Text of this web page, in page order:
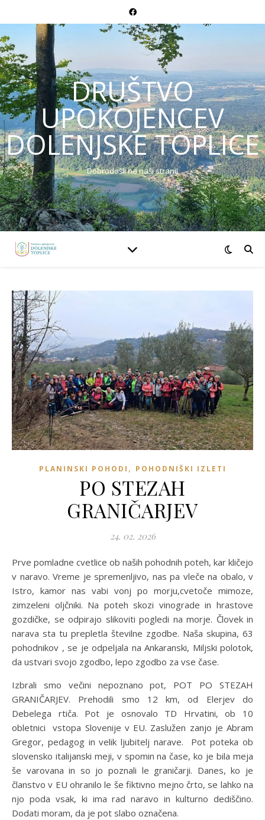
DRUŠTVO
UPOKOJENCEV
DOLENJSKE TOPLICE
Dobrodošli na naši strani!
PLANINSKI POHODI , POHODNIŠKI IZLETI
PO STEZAH
GRANIČARJEV
24. 02. 2026
Prve pomladne cvetlice ob naših pohodnih poteh, kar kličejo
v naravo. Vreme je spremenljivo, nas pa vleče na obalo, v
Istro, kamor nas vabi vonj po morju,cvetoče mimoze,
zimzeleni oljčniki. Na poteh skozi vinograde in hrastove
gozdičke, se odpirajo slikoviti pogledi na morje. Človek in
narava sta tu prepletla številne zgodbe. Naša skupina, 63
pohodnikov , se je odpeljala na Ankaranski, Miljski polotok,
da ustvari svojo zgodbo, lepo zgodbo za vse čase.
Izbrali smo večini nepoznano pot, POT PO STEZAH
GRANIČARJEV. Prehodili smo 12 km, od Elerjev do
Debelega rtiča. Pot je osnovalo TD Hrvatini, ob 10
obletnici vstopa Slovenije v EU. Zaslužen zanjo je Abram
Gregor, pedagog in velik ljubitelj narave. Pot poteka ob
slovensko italijanski meji, v spomin na čase, ko je bila meja
še varovana in so jo poznali le graničarji. Danes, ko je
članstvo v EU ohranilo le še fiktivno mejno črto, se lahko na
njo poda vsak, ki ima rad naravo in kulturno dediščino.
Dodati moram, da je pot slabo označena.